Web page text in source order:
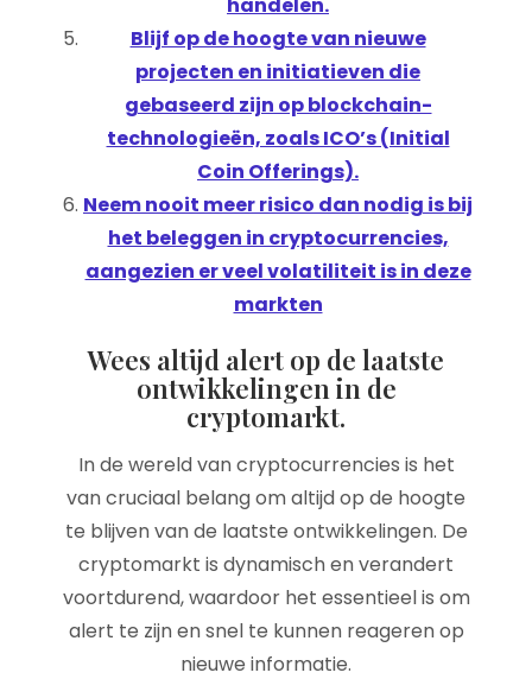
Blijf op de hoogte van nieuwe
projecten en initiatieven die
gebaseerd zijn op blockchain-
technologieën, zoals ICO’s (Initial
Coin Offerings).
Neem nooit meer risico dan nodig is bij
het beleggen in cryptocurrencies,
aangezien er veel volatiliteit is in deze
markten
Wees altijd alert op de laatste
ontwikkelingen in de
cryptomarkt.
In de wereld van cryptocurrencies is het
van cruciaal belang om altijd op de hoogte
te blijven van de laatste ontwikkelingen. De
cryptomarkt is dynamisch en verandert
voortdurend, waardoor het essentieel is om
alert te zijn en snel te kunnen reageren op
nieuwe informatie.